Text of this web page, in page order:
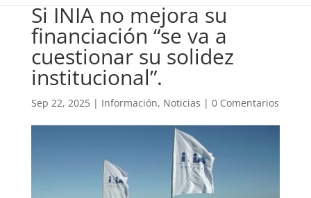
Si INIA no mejora su
financiación “se va a
cuestionar su solidez
institucional”.
Sep 22, 2025| Información, Noticias | 0 Comentarios